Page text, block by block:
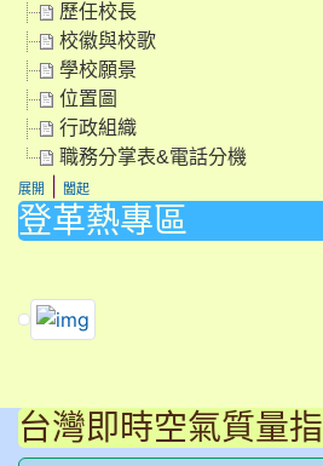
歷任校長
校徽與校歌
學校願景
位置圖
行政組織
職務分掌表&電話分機
展開 闔起
登革熱專區
link to https://dengue.tn.edu.tw/
台灣即時空氣質量指